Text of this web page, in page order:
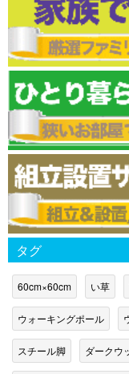
タグ
60cm×60cm い草
ウォーキングポール
スチール脚 ダークウ